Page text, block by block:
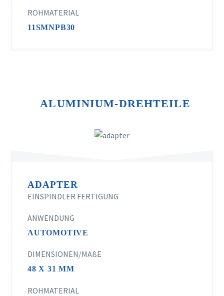
ROHMATERIAL
11SMNPB30
ALUMINIUM-DREHTEILE
ADAPTER
EINSPINDLER FERTIGUNG
ANWENDUNG
AUTOMOTIVE
DIMENSIONEN/MAßE
48 X 31 MM
ROHMATERIAL